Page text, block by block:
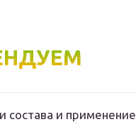
состава и применение